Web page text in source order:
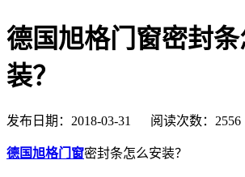
德国旭格门窗密封
装？
发布日期：2018-03-31 阅读次数：2556
德国旭格门窗密封条怎么安装？